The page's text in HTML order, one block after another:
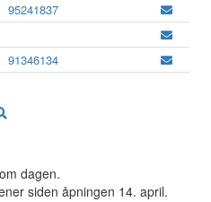
95241837
91346134
dagen.
siden åpningen 14. april.